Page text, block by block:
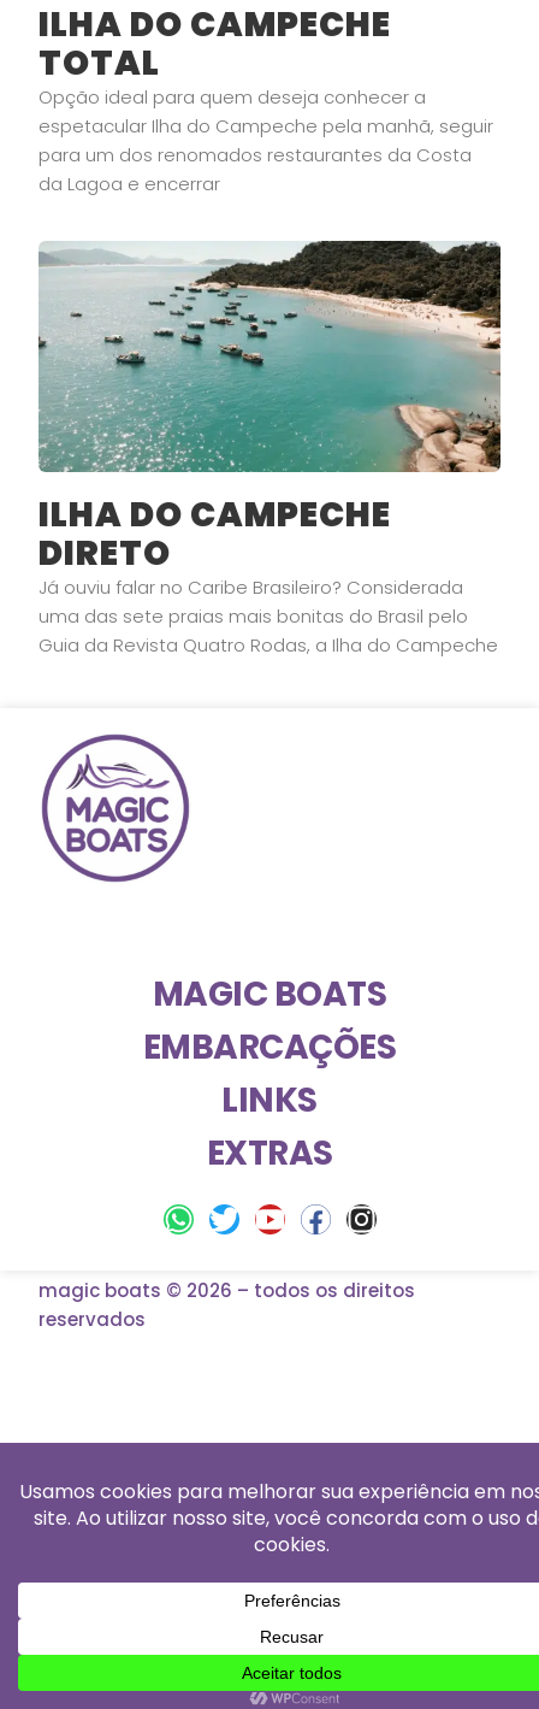
ILHA DO CAMPECHE
TOTAL
Opção ideal para quem deseja conhecer a
espetacular Ilha do Campeche pela manhã, seguir
para um dos renomados restaurantes da Costa
da Lagoa e encerrar
ILHA DO CAMPECHE
DIRETO
Já ouviu falar no Caribe Brasileiro? Considerada
uma das sete praias mais bonitas do Brasil pelo
Guia da Revista Quatro Rodas, a Ilha do Campeche
MAGIC BOATS
EMBARCAÇÕES
LINKS
EXTRAS
magic boats © 2026 – todos os direitos
reservados